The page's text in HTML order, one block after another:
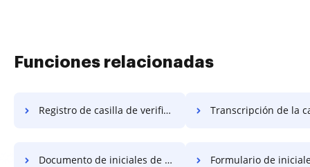
Funciones relacionadas
Registro de casilla de verificación de índice Transcripción de la casilla de
Documento de iniciales de índice Formulario de iniciales